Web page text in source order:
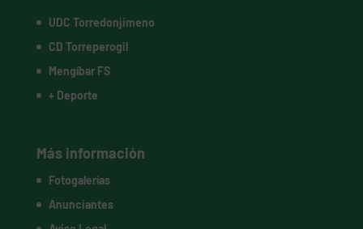
UDC Torredonjimeno
CD Torreperogil
Mengíbar FS
+ Deporte
Más información
Fotogalerías
Anunciantes